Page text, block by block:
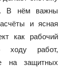
В нём важны
и ясная
как рабочий
ходу работ,
на защитных